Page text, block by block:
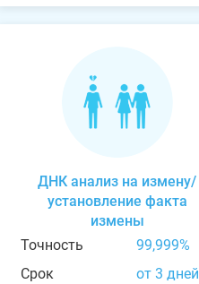
ДНК анализ на измену/
установление факта
измены
Точность
99,999%
Срок
от 3 дней